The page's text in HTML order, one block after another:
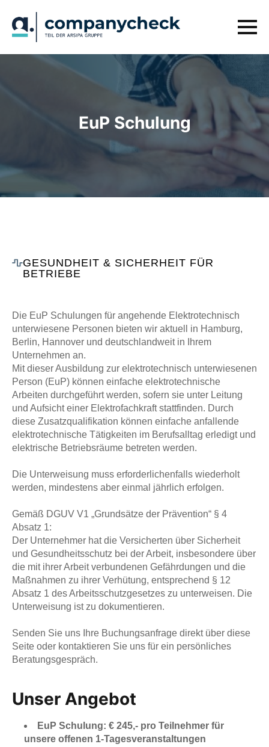
EuP Schulung
GESUNDHEIT & SICHERHEIT FÜR
BETRIEBE
Die EuP Schulungen für angehende Elektrotechnisch
unterwiesene Personen bieten wir aktuell in Hamburg,
Berlin, Hannover und deutschlandweit in Ihrem
Unternehmen an.
Mit dieser Ausbildung zur elektrotechnisch unterwiesenen
Person (EuP) können einfache elektrotechnische
Arbeiten durchgeführt werden, sofern sie unter Leitung
und Aufsicht einer Elektrofachkraft stattfinden. Durch
diese Zusatzqualifikation können einfache anfallende
elektrotechnische Tätigkeiten im Berufsalltag erledigt und
elektrische Betriebsräume betreten werden.
Die Unterweisung muss erforderlichenfalls wiederholt
werden, mindestens aber einmal jährlich erfolgen.
Gemäß DGUV V1 „Grundsätze der Prävention“ § 4
Absatz 1:
Der Unternehmer hat die Versicherten über Sicherheit
und Gesundheitsschutz bei der Arbeit, insbesondere über
die mit ihrer Arbeit verbundenen Gefährdungen und die
Maßnahmen zu ihrer Verhütung, entsprechend § 12
Absatz 1 des Arbeitsschutzgesetzes zu unterweisen. Die
Unterweisung ist zu dokumentieren.
Senden Sie uns Ihre Buchungsanfrage direkt über diese
Seite oder kontaktieren Sie uns für ein persönliches
Beratungsgespräch.
Unser Angebot
EuP Schulung: € 245,- pro Teilnehmer für
unsere offenen 1-Tagesveranstaltungen